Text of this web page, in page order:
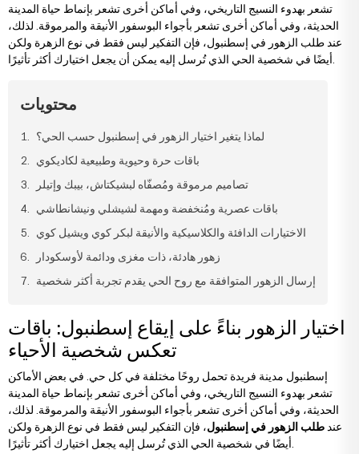
زهور الخطوبة وعقد القران
زهور للحبيب
زهور للأصدقاء
زهور للمعلمين
زهور صدر العريس والعروس
زهور للأب
زهور التهنئة والترقية
زهور الترحيب بالمولود الجديد
كابتشينو
باقات الستريليتزيا
باقات التوليب
باقات الفاوانيا
باقات الياقوتية
باقات فاخرة
باقات إرينغول
باقات الأقحوان والزهور البرية
باقات ورد مع دب محشو
تنسيقات الفاوانيا
تنسيقات في السلال
تنسيقات ميجا
تنسيقات وتصاميم فاخرة
تشعر بهدوء النسيج التاريخي، وفي أماكن أخرى تشعر بإنماط حياة المدينة
الحديثة، وفي أماكن أخرى تشعر بأجواء البوسفور الأنيقة والمرموقة. لذلك،
عند طلب الزهور في إسطنبول، فإن التفكير ليس فقط في نوع الزهرة ولكن
أيضًا في شخصية الحي الذي تُرسل إليه يمكن أن يجعل اختيارك أكثر تأثيرًا.
محتويات
لماذا يتغير اختيار الزهور في إسطنبول حسب الحي؟
باقات حرة وحيوية وطبيعية لكاديكوي
تصاميم مرموقة ومُصفّاه لبشيكتاش، بيبك وإتيلر
باقات عصرية ومُنخفضة ومهمة لشيشلي ونيشانطاشي
الاختيارات الدافئة والكلاسيكية والأنيقة لبكر كوي ويشيل كوي
زهور هادئة، ذات مغزى ودائمة لأوسكودار
إرسال الزهور المتوافقة مع روح الحي يقدم تجربة أكثر شخصية
اختيار الزهور بناءً على إيقاع إسطنبول: باقات
تعكس شخصية الأحياء
إسطنبول مدينة فريدة تحمل روحًا مختلفة في كل حي. في بعض الأماكن
تشعر بهدوء النسيج التاريخي، وفي أماكن أخرى تشعر بإنماط حياة المدينة
الحديثة، وفي أماكن أخرى تشعر بأجواء البوسفور الأنيقة والمرموقة. لذلك،
عندطلب الزهور في إسطنبول، فإن التفكير ليس فقط في نوع الزهرة ولكن
أيضًا في شخصية الحي الذي تُرسل إليه يجعل اختيارك أكثر تأثيرًا.